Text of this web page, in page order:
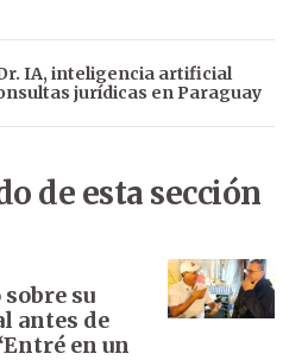
IA, inteligencia artificial
jurídicas en Paraguay
de esta sección
su
antes de
en un